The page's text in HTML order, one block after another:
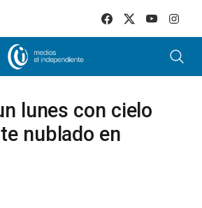
lunes con cielo
nublado en